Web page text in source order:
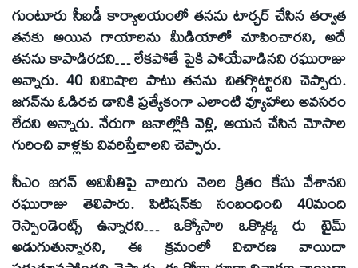
గుంటూరు సీఐడీ కార్యాలయంలో తనను టార్చర్‌ చేసిన తర్వాత
తనకు అయిన గాయాలను మీడియాలో చూపించారని, అదే
తనను కాపాడిరదని… లేకపోతే పైకి పోయేవాడినని రఘురాజు
అన్నారు. 40 నిమిషాల పాటు తనను చితగ్గొట్టారని చెప్పారు.
జగన్‌ను ఓడిరచ డానికి ప్రత్యేకంగా ఎలాంటి వ్యూహాలు అవసరం
లేదని అన్నారు. నేరుగా జనాల్లోకి వెళ్లి, ఆయన చేసిన మోసాల
గురించి వాళ్లకు వివరిస్తేచాలని చెప్పారు.
సీఎం జగన్‌ అవినీతిపై నాలుగు నెలల క్రితం కేసు వేశానని
రఘురాజు తెలిపారు. పిటిషన్‌కు సంబంధించి 40మంది
రెస్పాండెంట్స్‌ ఉన్నారని… ఒక్కోసారి ఒక్కొక్క రు టైమ్‌
అడుగుతున్నారని, ఈ క్రమంలో విచారణ వాయిదా